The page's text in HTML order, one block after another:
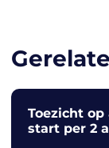
Toezicht
start per 2